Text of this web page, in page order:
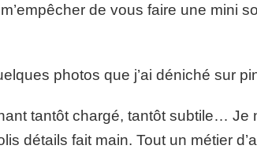
de vous faire une mini
photos que j’ai déniché sur
tantôt chargé, tantôt subtile… Je
détails fait main. Tout un métier